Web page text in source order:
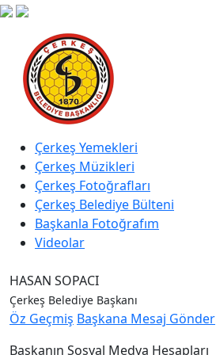
Çerkeş Yemekleri
Çerkeş Müzikleri
Çerkeş Fotoğrafları
Çerkeş Belediye Bülteni
Başkanla Fotoğrafım
Videolar
HASAN SOPACI
Çerkeş Belediye Başkanı
Öz Geçmiş Başkana Mesaj Gönder
Başkanın Sosyal Medya Hesapları